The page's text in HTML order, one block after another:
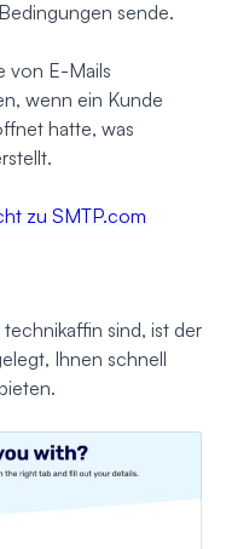
sende.
von E-Mails
wenn ein Kunde
hatte, was
zu SMTP.com
technikaffin sind, ist der
Ihnen schnell